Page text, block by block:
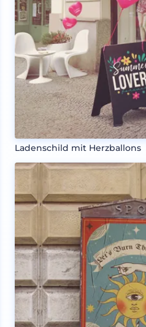
Ladenschild mit Herzballons